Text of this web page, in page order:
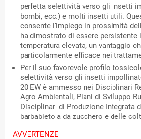
perfetta selettività verso gli insetti
bombi, ecc.) e molti insetti utili.
consente l’impiego in prossimità
ha dimostrato di essere persistente
temperatura elevata, un vantaggio
particolarmente efficace nei
Per il suo favorevole profilo
selettività verso gli insetti
20 EW è ammesso nei Disciplinari
Agro Ambientali, Piani di Sviluppo
Disciplinari di Produzione Integrata
barbabietola da zucchero e delle
AVVERTENZE